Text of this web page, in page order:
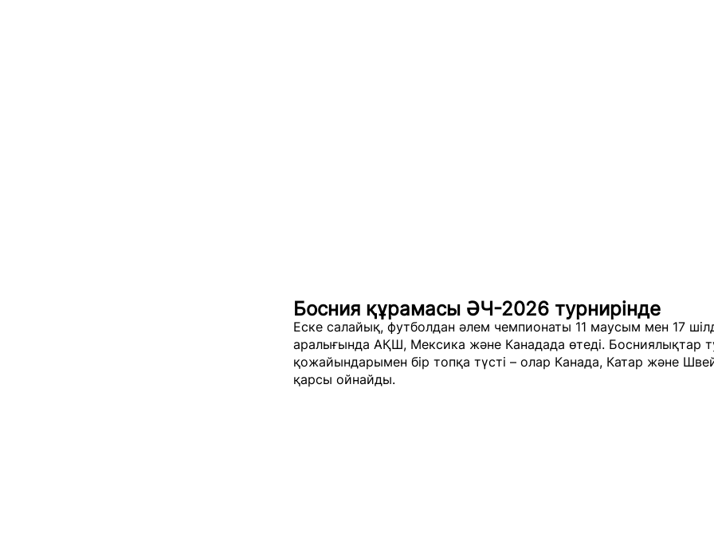
Босния құрамасы ӘЧ-2026 турнирінде
Еске салайық, футболдан әлем чемпионаты 11 маусым мен 17
аралығында АҚШ, Мексика және Канадада өтеді. Босниялықтар
қожайындарымен бір топқа түсті – олар Канада, Катар және
қарсы ойнайды.